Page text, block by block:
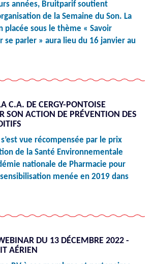
années, Bruitparif soutient
de la Semaine du Son. La
placée sous le thème « Savoir
se parler » aura lieu du 16 janvier au
C.A. DE CERGY-PONTOISE
SON ACTION DE PRÉVENTION DES
vue récompensée par le prix
de la Santé Environnementale
nationale de Pharmacie pour
menée en 2019 dans
DU 13 DÉCEMBRE 2022 -
AÉRIEN